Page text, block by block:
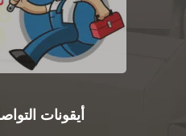
أيقونات